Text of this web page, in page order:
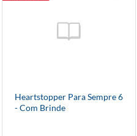
Heartstopper Para Sempre 6
- Com Brinde